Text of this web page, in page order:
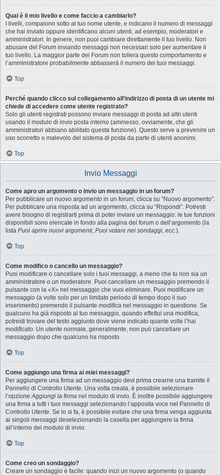
Qual è il mio livello e come faccio a cambiarlo?
I livelli, compaiono sotto al tuo nome utente, e indicano il numero di messaggi
che hai inviato oppure identificano alcuni utenti, ad esempio, moderatori e
amministratori. In genere, non puoi cambiare direttamente il tuo livello. Non
abusare del Forum inviando messaggi non necessari solo per aumentare il
tuo livello. La maggior parte dei Forum non tollera questo comportamento e
l’amministratore probabilmente abbasserà il numero dei tuoi messaggi.
Top
Perché quando clicco sul collegamento all’indirizzo di posta di un utente mi
chiede di accedere come utente registrato?
Solo gli utenti registrati possono inviare messaggi di posta ad altri utenti
usando il modulo di invio posta interno (ammesso, ovviamente, che gli
amministratori abbiano abilitato questa funzione). Questo serve a prevenire un
uso scorretto o malevolo del sistema di posta da parte di utenti anonimi.
Top
Invio Messaggi
Come apro un argomento o invio un messaggio in un forum?
Per pubblicare un nuovo argomento in un forum, clicca su “Nuovo argomento”.
Per pubblicare una risposta ad un argomento, clicca su “Rispondi”. Potresti
avere bisogno di registrarti prima di poter inviare un messaggio: le tue funzioni
disponibili sono elencate in fondo alla pagina del forum o dell’argomento (la
lista Puoi aprire nuovi argomenti, Puoi votare nei sondaggi, ecc.).
Top
Come modifico o cancello un messaggio?
Puoi modificare o cancellare solo i tuoi messaggi, a meno che tu non sia un
amministratore o un moderatore. Puoi cancellare un messaggio premendo il
pulsante con la «X» nel messaggio che vuoi eliminare. Puoi modificare un
messaggio (a volte solo per un limitato periodo di tempo dopo il suo
inserimento) premendo il pulsante modifica nel messaggio in questione. Se
qualcuno ha già risposto al tuo messaggio, quando effettui una modifica,
potresti trovare del testo aggiunto dove viene indicato quante volte l’hai
modificato. Un utente normale, generalmente, non può cancellare un
messaggio dopo che qualcuno ha risposto.
Top
Come aggiungo una firma ai miei messaggi?
Per aggiungere una firma ad un messaggio devi prima crearne una tramite il
Pannello di Controllo Utente. Una volta creata, è possibile selezionare
l’opzioneAggiungi la firma nel modulo di invio. È inoltre possibile aggiungere
una firma a tutti i tuoi messaggi selezionando l’apposita voce nel Pannello di
Controllo Utente. Se lo si fa, è possibile evitare che una firma venga aggiunta
ai singoli messaggi deselezionando la casella per aggiungere la firma
all’interno del modulo di invio.
Top
Come creo un sondaggio?
Creare un sondaggio è facile: quando inizi un nuovo argomento (o quando